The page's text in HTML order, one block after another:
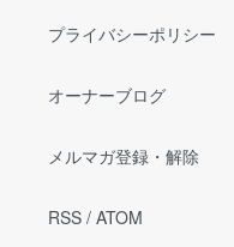
プライバシーポリシー
オーナーブログ
メルマガ登録・解除
RSS / ATOM